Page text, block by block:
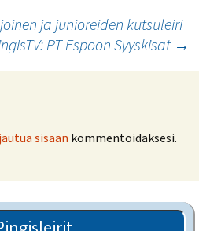
ja junioreiden kutsuleiri
PT Espoon Syyskisat →
sisään kommentoidaksesi.